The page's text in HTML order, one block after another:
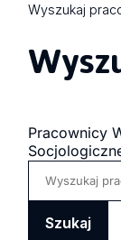
Wyszukaj
Pracownicy